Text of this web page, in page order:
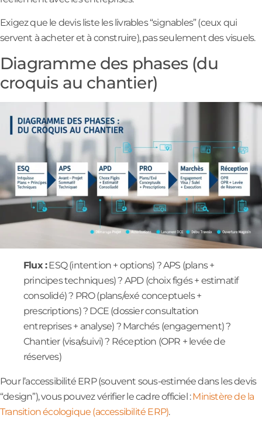
Exigez que le devis liste les livrables “signables” (ceux qui
servent à acheter et à construire), pas seulement des visuels.
Diagramme des phases (du
croquis au chantier)
Flux :ESQ (intention + options) ? APS (plans +
principes techniques) ? APD (choix figés + estimatif
consolidé) ? PRO (plans/exé conceptuels +
prescriptions) ? DCE (dossier consultation
entreprises + analyse) ? Marchés (engagement) ?
Chantier (visa/suivi) ? Réception (OPR + levée de
réserves)
Pour l’accessibilité ERP (souvent sous-estimée dans les devis
“design”), vous pouvez vérifier le cadre officiel :Ministère de la
Transition écologique (accessibilité ERP).